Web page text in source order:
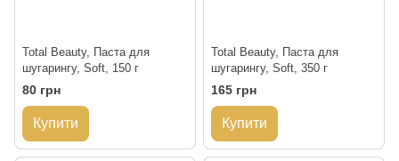
Total Beauty, Паста для
шугарингу, Soft, 150 г
80 грн
Купити
Total Beauty, Паста для
шугарингу, Soft, 350 г
165 грн
Купити